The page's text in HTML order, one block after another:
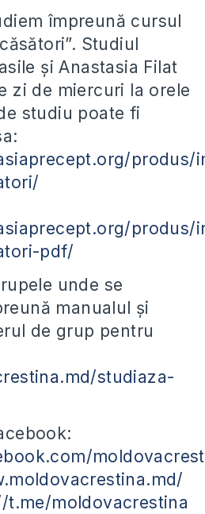
împreună cursul
Studiul
și Anastasia Filat
zi de miercuri la orele
studiu poate fi
produs/
produs/
pdf/
unde se
manualul și
de grup pentru
studiaza-
t.me/moldovacrestina